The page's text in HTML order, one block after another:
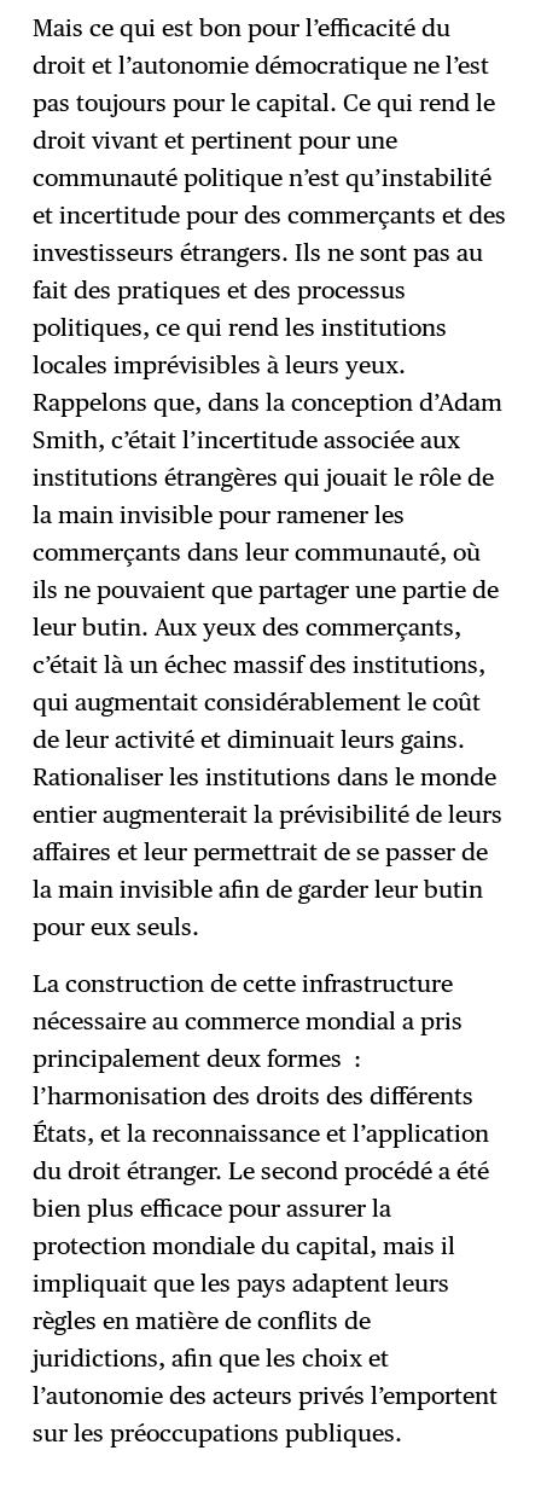
Mais ce qui est bon pour l’efficacité du
droit et l’autonomie démocratique ne l’est
pas toujours pour le capital. Ce qui rend le
droit vivant et pertinent pour une
communauté politique n’est qu’instabilité
et incertitude pour des commerçants et des
investisseurs étrangers. Ils ne sont pas au
fait des pratiques et des processus
politiques, ce qui rend les institutions
locales imprévisibles à leurs yeux.
Rappelons que, dans la conception d’Adam
Smith, c’était l’incertitude associée aux
institutions étrangères qui jouait le rôle de
la main invisible pour ramener les
commerçants dans leur communauté, où
ils ne pouvaient que partager une partie de
leur butin. Aux yeux des commerçants,
c’était là un échec massif des institutions,
qui augmentait considérablement le coût
de leur activité et diminuait leurs gains.
Rationaliser les institutions dans le monde
entier augmenterait la prévisibilité de leurs
affaires et leur permettrait de se passer de
la main invisible afin de garder leur butin
pour eux seuls.
La construction de cette infrastructure
nécessaire au commerce mondial a pris
principalement deux formes :
l’harmonisation des droits des différents
États, et la reconnaissance et l’application
du droit étranger. Le second procédé a été
bien plus efficace pour assurer la
protection mondiale du capital, mais il
impliquait que les pays adaptent leurs
règles en matière de conflits de
juridictions, afin que les choix et
l’autonomie des acteurs privés l’emportent
sur les préoccupations publiques.